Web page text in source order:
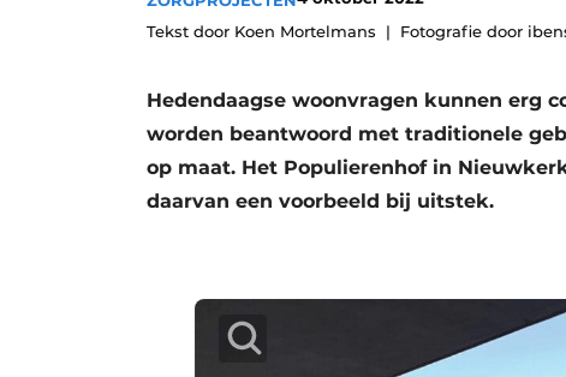
Vacature aanmelden
Video’s
Tekst door Koen Mortelmans
Fotografie door
Hedendaagse woonvragen kunnen erg
worden beantwoord met traditionele
op maat. Het Populierenhof in
daarvan een voorbeeld bij uitstek.